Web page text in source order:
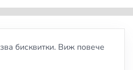
бисквитки. Виж повече